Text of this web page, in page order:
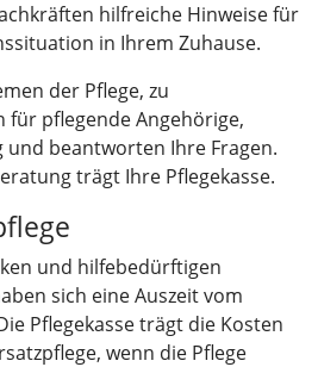
hilfreiche Hinweise für
in Ihrem Zuhause.
der Pflege, zu
für pflegende Angehörige,
beantworten Ihre Fragen.
trägt Ihre Pflegekasse.
und hilfebedürftigen
sich eine Auszeit vom
Pflegekasse trägt die Kosten
wenn die Pflege